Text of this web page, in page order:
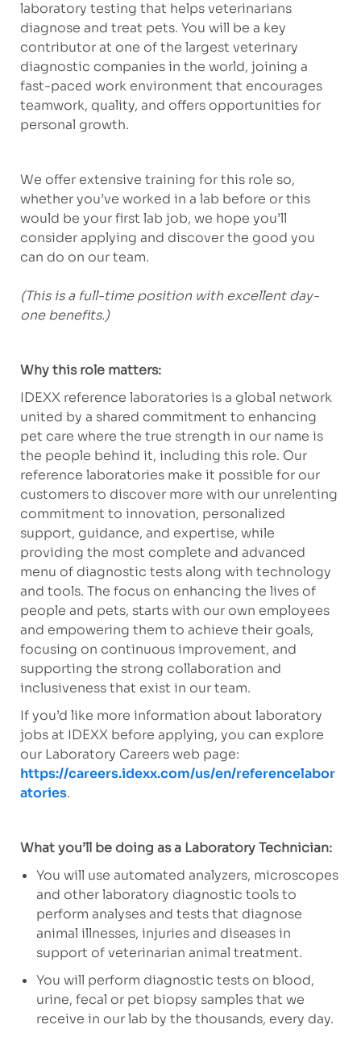
laboratory testing that helps veterinarians
diagnose and treat pets. You will be a key
contributor at one of the largest veterinary
diagnostic companies in the world, joining a
fast-paced work environment that encourages
teamwork, quality, and offers opportunities for
personal growth.
We offer extensive training for this role so,
whether you’ve worked in a lab before or this
would be your first lab job, we hope you’ll
consider applying and discover the good you
can do on our team.
(This is a full-time position with excellent day-
one benefits.)
Why this role matters:
IDEXX reference laboratories is a global network
united by a shared commitment to enhancing
pet care where the true strength in our name is
the people behind it, including this role. Our
reference laboratories make it possible for our
customers to discover more with our unrelenting
commitment to innovation, personalized
support, guidance, and expertise, while
providing the most complete and advanced
menu of diagnostic tests along with technology
and tools. The focus on enhancing the lives of
people and pets, starts with our own employees
and empowering them to achieve their goals,
focusing on continuous improvement, and
supporting the strong collaboration and
inclusiveness that exist in our team.
If you’d like more information about laboratory
jobs at IDEXX before applying, you can explore
our Laboratory Careers web page:
https://careers.idexx.com/us/en/referencelabor
atories.
What you’ll be doing as a Laboratory Technician:
You will use automated analyzers, microscopes
and other laboratory diagnostic tools to
perform analyses and tests that diagnose
animal illnesses, injuries and diseases in
support of veterinarian animal treatment.
You will perform diagnostic tests on blood,
urine, fecal or pet biopsy samples that we
receive in our lab by the thousands, every day.